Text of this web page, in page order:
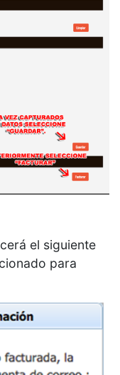
el siguiente
para